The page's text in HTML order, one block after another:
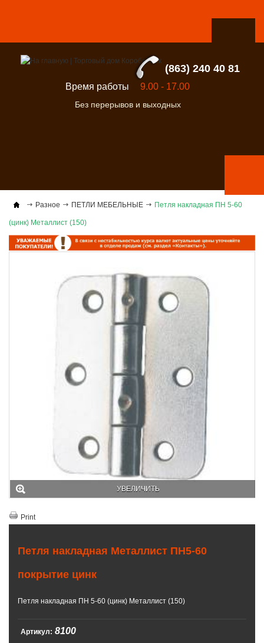
(863) 240 40 81
Время работы 9.00 - 17.00
Без перерывов и выходных
Разное ПЕТЛИ МЕБЕЛЬНЫЕ Петля накладная ПН 5-60
(цинк) Металлист (150)
УВЕЛИЧИТЬ
Print
Петля накладная Металлист ПН5-60
покрытие цинк
Петля накладная ПН 5-60 (цинк) Металлист (150)
Артикул: 8100